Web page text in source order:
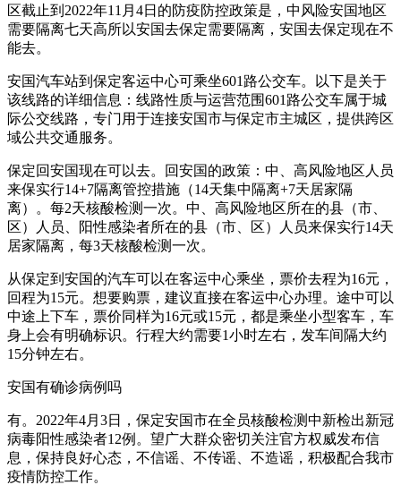
区截止到2022年11月4日的防疫防控政策是，中风险安国地区
需要隔离七天高所以安国去保定需要隔离，安国去保定现在不
能去。
安国汽车站到保定客运中心可乘坐601路公交车。以下是关于
该线路的详细信息：线路性质与运营范围601路公交车属于城
际公交线路，专门用于连接安国市与保定市主城区，提供跨区
域公共交通服务。
保定回安国现在可以去。回安国的政策：中、高风险地区人员
来保实行14+7隔离管控措施（14天集中隔离+7天居家隔
离）。每2天核酸检测一次。中、高风险地区所在的县（市、
区）人员、阳性感染者所在的县（市、区）人员来保实行14天
居家隔离，每3天核酸检测一次。
从保定到安国的汽车可以在客运中心乘坐，票价去程为16元，
回程为15元。想要购票，建议直接在客运中心办理。途中可以
中途上下车，票价同样为16元或15元，都是乘坐小型客车，车
身上会有明确标识。行程大约需要1小时左右，发车间隔大约
15分钟左右。
安国有确诊病例吗
有。2022年4月3日，保定安国市在全员核酸检测中新检出新冠
病毒阳性感染者12例。望广大群众密切关注官方权威发布信
息，保持良好心态，不信谣、不传谣、不造谣，积极配合我市
疫情防控工作。